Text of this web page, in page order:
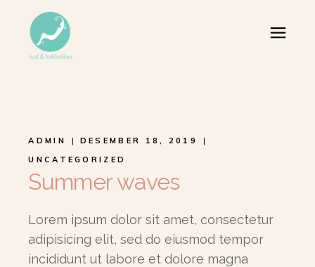
ADMIN
DESEMBER 18, 2019
UNCATEGORIZED
Summer waves
Lorem ipsum dolor sit amet, consectetur
adipisicing elit, sed do eiusmod tempor
incididunt ut labore et dolore magna